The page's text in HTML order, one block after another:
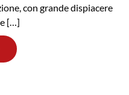
con grande dispiacere
[…]